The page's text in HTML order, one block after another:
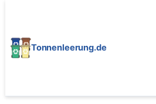
Tonnenleerung.de